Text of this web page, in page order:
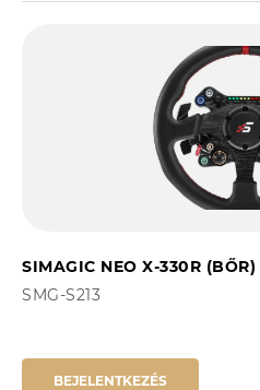
SIMAGIC NEO X-330R (BŐR)
SMG-S213
BEJELENTKEZÉS